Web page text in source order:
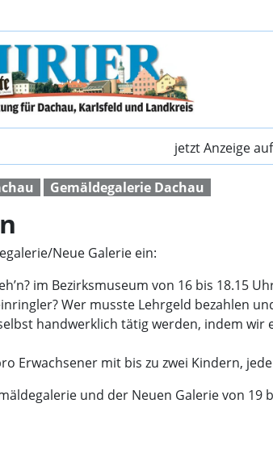
Museen und
jetzt Anzeige
Gemäldegalerie Dachau
Neue Galerie ein:
im Bezirksmuseum von 16 bis 18.15
Wer musste Lehrgeld bezahlen
handwerklich tätig werden, indem wir
Erwachsener mit bis zu zwei Kindern,
und der Neuen Galerie von 19